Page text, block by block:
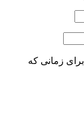
زمانی که